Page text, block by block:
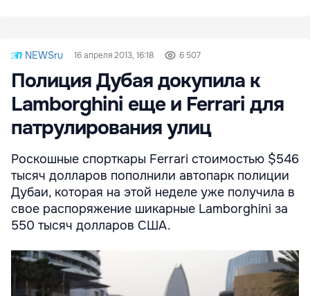
NEWSru 16 апреля 2013, 16:18 6 507
Полиция Дубая докупила к
Lamborghini еще и Ferrari для
патрулирования улиц
Роскошные спорткары Ferrari стоимостью $546
тысяч долларов пополнили автопарк полиции
Дубаи, которая на этой неделе уже получила в
свое распоряжение шикарные Lamborghini за
550 тысяч долларов США.